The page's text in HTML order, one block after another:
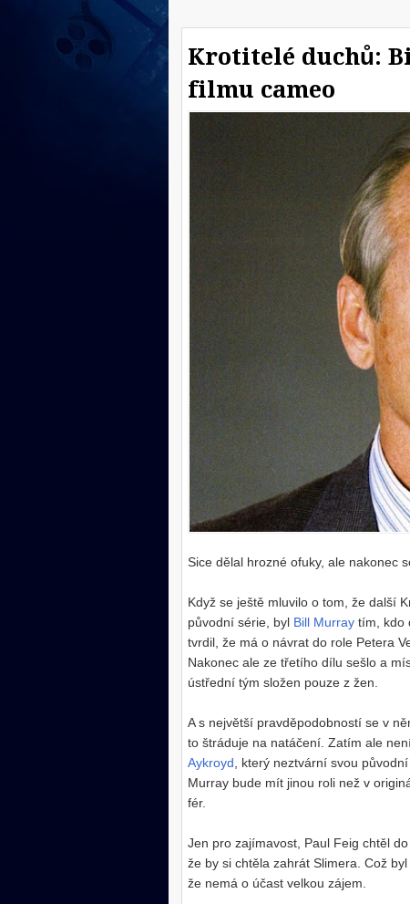
Krotitelé duchů:
filmu cameo
Sice dělal hrozné ofuky, ale nakonec
Když se ještě mluvilo o tom, že další
původní série, byl Bill Murray tím, kdo
tvrdil, že má o návrat do role Petera
Nakonec ale ze třetího dílu sešlo a
ústřední tým složen pouze z žen.
A s největší pravděpodobností se v
to štráduje na natáčení. Zatím ale
Aykroyd, který neztvární svou
Murray bude mít jinou roli než v
fér.
Jen pro zajímavost, Paul Feig chtěl
že by si chtěla zahrát Slimera. Což
že nemá o účast velkou zájem.